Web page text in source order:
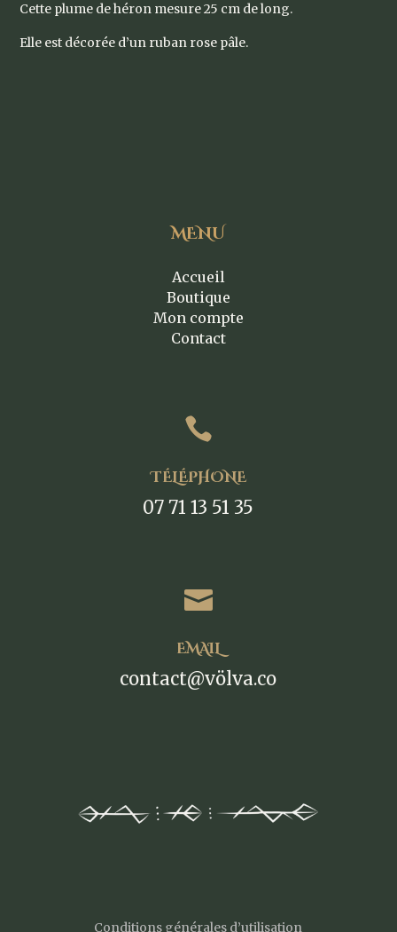
Cette plume de héron mesure 25 cm de long.
Elle est décorée d’un ruban rose pâle.
MENU
Accueil
Boutique
Mon compte
Contact

TÉLÉPHONE
07 71 13 51 35

EMAIL
contact@völva.co
Conditions générales d’utilisation